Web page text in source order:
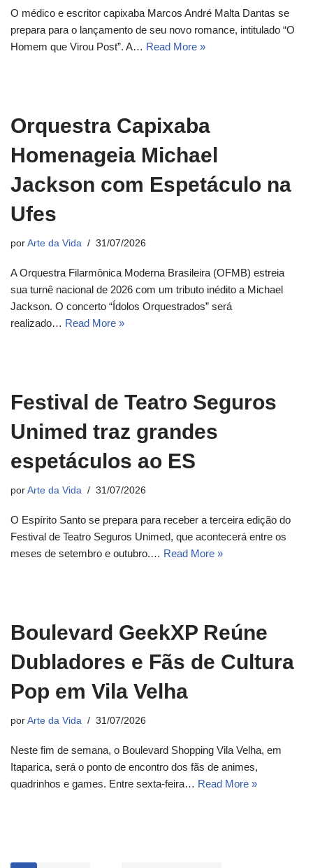
O médico e escritor capixaba Marcos André Malta Dantas se
prepara para o lançamento de seu novo romance, intitulado “O
Homem que Virou Post”. A… Read More »
Orquestra Capixaba
Homenageia Michael
Jackson com Espetáculo na
Ufes
por Arte da Vida 31/07/2026
A Orquestra Filarmônica Moderna Brasileira (OFMB) estreia
sua turnê nacional de 2026 com um tributo inédito a Michael
Jackson. O concerto “Ídolos Orquestrados” será
realizado… Read More »
Festival de Teatro Seguros
Unimed traz grandes
espetáculos ao ES
por Arte da Vida 31/07/2026
O Espírito Santo se prepara para receber a terceira edição do
Festival de Teatro Seguros Unimed, que acontecerá entre os
meses de setembro e outubro.… Read More »
Boulevard GeekXP Reúne
Dubladores e Fãs de Cultura
Pop em Vila Velha
por Arte da Vida 31/07/2026
Neste fim de semana, o Boulevard Shopping Vila Velha, em
Itaparica, será o ponto de encontro dos fãs de animes,
quadrinhos e games. Entre sexta-feira… Read More »